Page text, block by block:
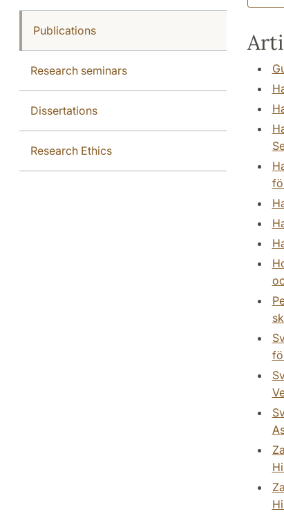
Publications
Research seminars
Dissertations
Research Ethics